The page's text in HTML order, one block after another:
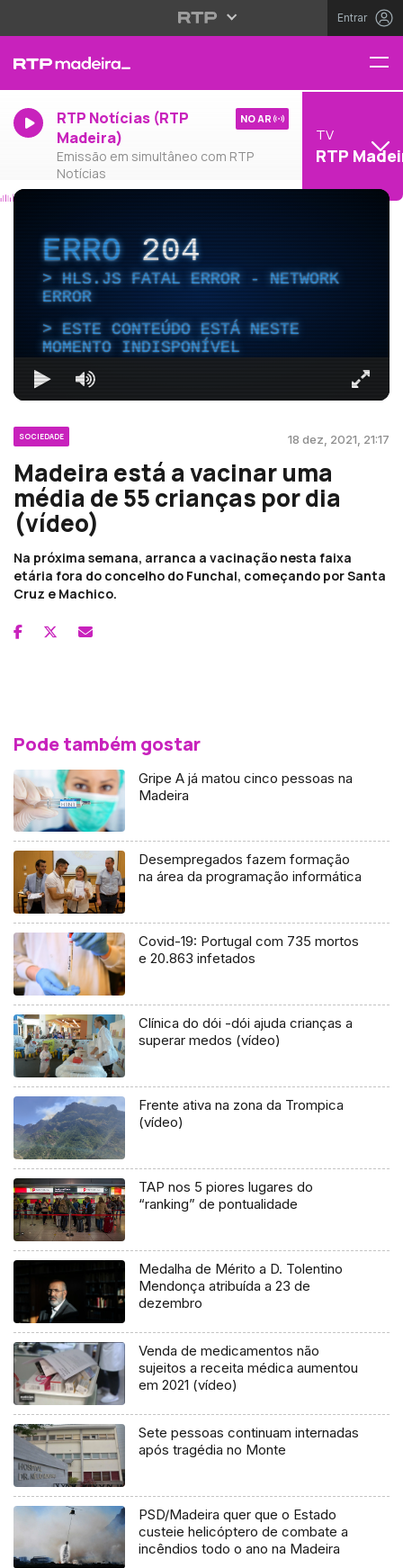
Entrar
RTP Notícias (RTP
Madeira)
Emissão em simultâneo com RTP
Notícias
NO AR
TV
RTP
ERRO204
HLS.JS FATAL ERROR - NETWORK
ERROR
ESTE CONTEÚDO ESTÁ NESTE
MOMENTO INDISPONÍVEL
SOCIEDADE 18 dez, 2021, 21:17
Madeira está a vacinar uma
média de 55 crianças por dia
(vídeo)
Na próxima semana, arranca a vacinação nesta faixa
etária fora do concelho do Funchal, começando por Santa
Cruz e Machico.
Pode também gostar
Gripe A já matou cinco pessoas na
Madeira
Desempregados fazem formação
na área da programação informática
Covid-19: Portugal com 735 mortos
e 20.863 infetados
Clínica do dói -dói ajuda crianças a
superar medos (vídeo)
Frente ativa na zona da Trompica
(vídeo)
TAP nos 5 piores lugares do
“ranking” de pontualidade
Medalha de Mérito a D. Tolentino
Mendonça atribuída a 23 de
dezembro
Venda de medicamentos não
sujeitos a receita médica aumentou
em 2021 (vídeo)
Sete pessoas continuam internadas
após tragédia no Monte
PSD/Madeira quer que o Estado
custeie helicóptero de combate a
incêndios todo o ano na Madeira